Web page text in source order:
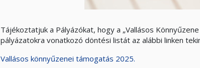
Tájékoztatjuk a Pályázókat, hogy a „Vallásos
pályázatokra vonatkozó döntési listát az alábbi linken
Vallásos könnyűzenei támogatás 2025.